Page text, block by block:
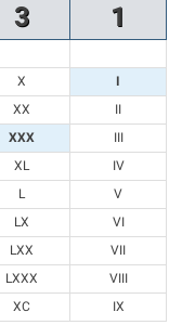
3 1
X
I
XX
II
XXX
III
XL
IV
L
V
LX
VI
LXX
VII
LXXX
VIII
XC IX